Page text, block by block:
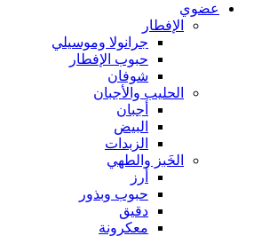
عضوي
الإفطار
جرانولا وموسيلي
حبوب الإفطار
شوفان
الحليب والأجبان
أجبان
البيض
الزبدات
الخَبز والطهي
أرز
حبوب وبذور
دقيق
معكرونة